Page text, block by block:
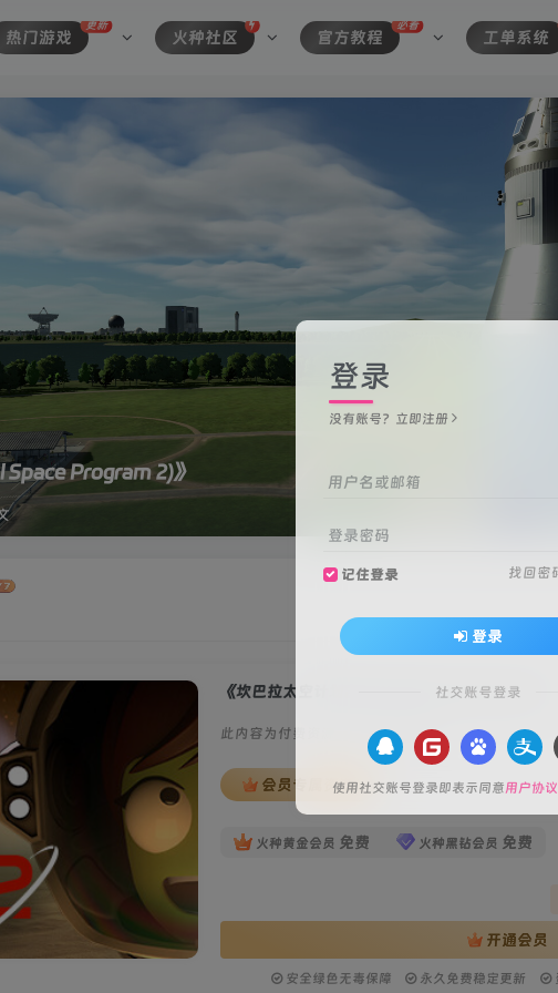
热门游戏
更新
火种社区 官方教程
必看
工单系统
Space Program 2)》
《坎巴拉太空计划2(Kerbal Space Program 2)》
此内容为付费资源，请付费后查看
会员专属资源
火种黄金会员 免费 火种黑钻会员 免费
开通会员
安全绿色无毒保障 永久免费稳定更新
登录
没有账号？立即注册
用户名或邮箱
登录密码
记住登录 找回密
登录
社交账号登录
使用社交账号登录即表示同意用户协议